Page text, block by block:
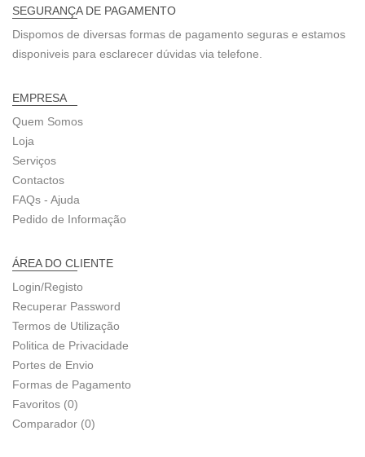
SEGURANÇA DE PAGAMENTO
Dispomos de diversas formas de pagamento seguras e estamos
disponiveis para esclarecer dúvidas via telefone.
EMPRESA
Quem Somos
Loja
Serviços
Contactos
FAQs - Ajuda
Pedido de Informação
ÁREA DO CLIENTE
Login/Registo
Recuperar Password
Termos de Utilização
Politica de Privacidade
Portes de Envio
Formas de Pagamento
Favoritos (0)
Comparador (0)